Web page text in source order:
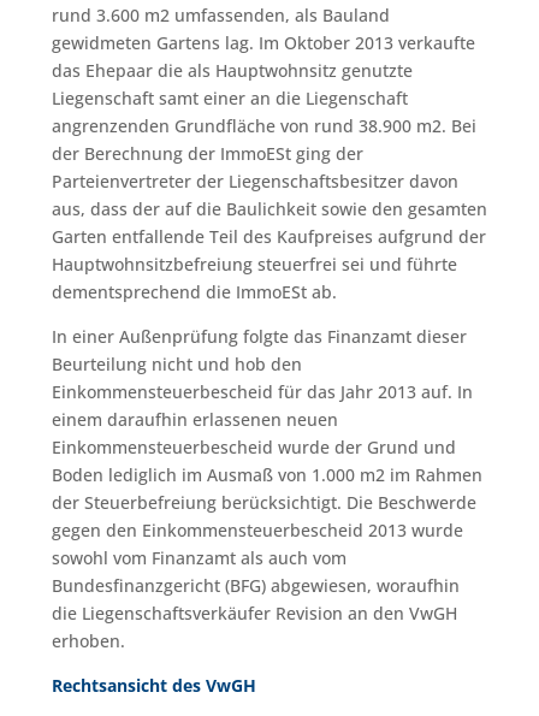
rund 3.600 m2 umfassenden, als Bauland
gewidmeten Gartens lag. Im Oktober 2013 verkaufte
das Ehepaar die als Hauptwohnsitz genutzte
Liegenschaft samt einer an die Liegenschaft
angrenzenden Grundfläche von rund 38.900 m2. Bei
der Berechnung der ImmoESt ging der
Parteienvertreter der Liegenschaftsbesitzer davon
aus, dass der auf die Baulichkeit sowie den gesamten
Garten entfallende Teil des Kaufpreises aufgrund der
Hauptwohnsitzbefreiung steuerfrei sei und führte
dementsprechend die ImmoESt ab.
In einer Außenprüfung folgte das Finanzamt dieser
Beurteilung nicht und hob den
Einkommensteuerbescheid für das Jahr 2013 auf. In
einem daraufhin erlassenen neuen
Einkommensteuerbescheid wurde der Grund und
Boden lediglich im Ausmaß von 1.000 m2 im Rahmen
der Steuerbefreiung berücksichtigt. Die Beschwerde
gegen den Einkommensteuerbescheid 2013 wurde
sowohl vom Finanzamt als auch vom
Bundesfinanzgericht (BFG) abgewiesen, woraufhin
die Liegenschaftsverkäufer Revision an den VwGH
erhoben.
Rechtsansicht des VwGH